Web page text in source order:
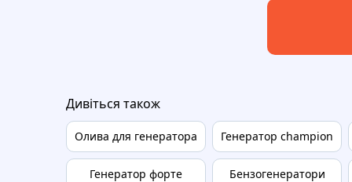
Дивіться також
Олива для генератора
Генератор форте
Генератор champion
Бензогенератори